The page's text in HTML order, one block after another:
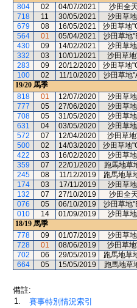
804
02 04/07/2021 沙田全
718
11 30/05/2021 沙田草
679
08 16/05/2021 沙田草地
564
01 05/04/2021 沙田草地
430
09 14/02/2021 沙田草
332
03 10/01/2021 沙田草
283
09 20/12/2020 沙田草地
100
02 11/10/2020 沙田草地
19/20 馬季
818
01 12/07/2020 沙田草
777
05 27/06/2020 沙田草
708
05 31/05/2020 沙田草
631
04 03/05/2020 沙田草
572
07 12/04/2020 沙田草
500
02 14/03/2020 沙田草地
422
03 16/02/2020 沙田草
359
07 22/01/2020 跑馬地草
245
08 11/12/2019 跑馬地草
174
03 17/11/2019 沙田草
132
07 27/10/2019 沙田全
076
05 06/10/2019 沙田草地
010
14 01/09/2019 沙田草
18/19 馬季
778
09 01/07/2019 沙田草
728
01 08/06/2019 沙田草
702
06 29/05/2019 跑馬地草
664
05 15/05/2019 跑馬地草
備註:
1.
賽事特別情況索引